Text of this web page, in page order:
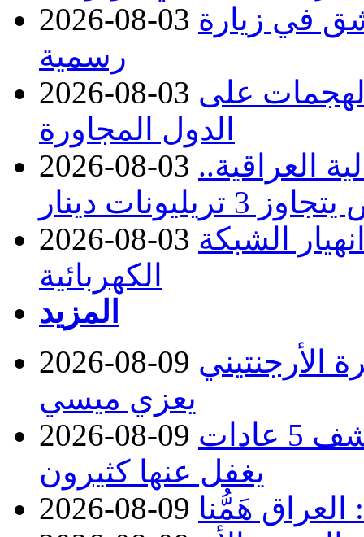
2026-08-03 في زيارة
رسمية
2026-08-03 على
الدول المجاورة
2026-08-03 العراقية..
2026-08-03 الشبكة
الكهربائية
المزيد
2026-08-09 الأرجنتيني
يعزي ميسي
2026-08-09 تريد إطالة عمرك؟.. طبيبة تكشف 5 عادات
يغفل عنها كثيرون
2026-08-09 هَمُّنا